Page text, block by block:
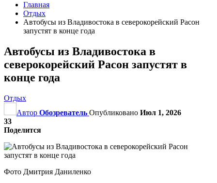
Главная
Отдых
Автобусы из Владивостока в северокорейский Расон
запустят в конце года
Автобусы из Владивостока в
северокорейский Расон запустят в
конце года
Отдых
Автор Обозреватель Опубликовано Июл 1, 2026
33
Поделится
Фото Дмитрия Даниленко